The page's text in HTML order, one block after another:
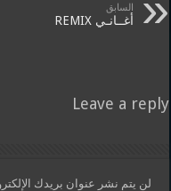
السابق
أغــانـي REMIX
Leave a reply
لن يتم نشر عنوان بريدك